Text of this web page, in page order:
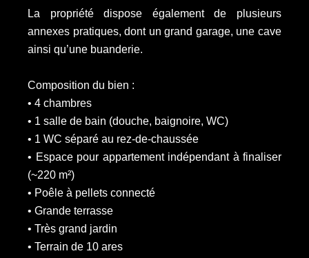
La propriété dispose également de plusieurs
annexes pratiques, dont un grand garage, une cave
ainsi qu’une buanderie.
Composition du bien :
• 4 chambres
• 1 salle de bain (douche, baignoire, WC)
• 1 WC séparé au rez-de-chaussée
• Espace pour appartement indépendant à finaliser
(~220 m²)
• Poêle à pellets connecté
• Grande terrasse
• Très grand jardin
• Terrain de 10 ares